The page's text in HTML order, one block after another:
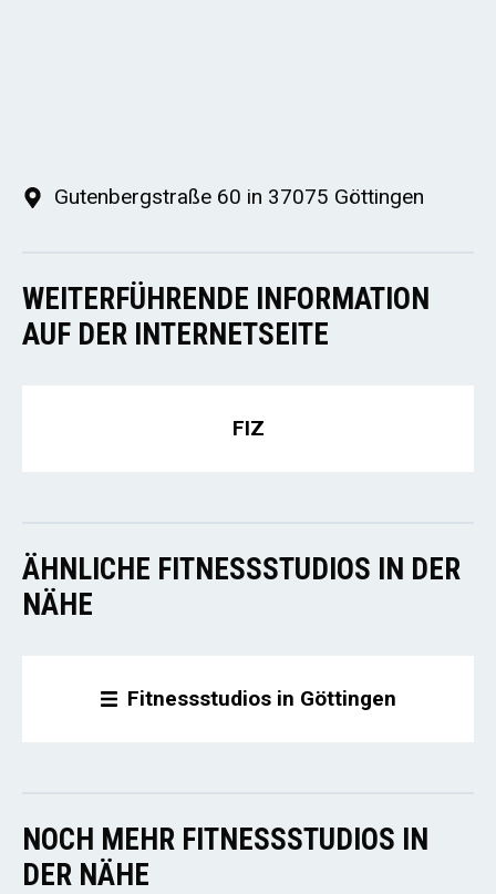
Gutenbergstraße 60 in 37075 Göttingen
WEITERFÜHRENDE INFORMATION
AUF DER INTERNETSEITE
FIZ
ÄHNLICHE FITNESSSTUDIOS IN DER
NÄHE
Fitnessstudios in Göttingen
NOCH MEHR FITNESSSTUDIOS IN
DER NÄHE